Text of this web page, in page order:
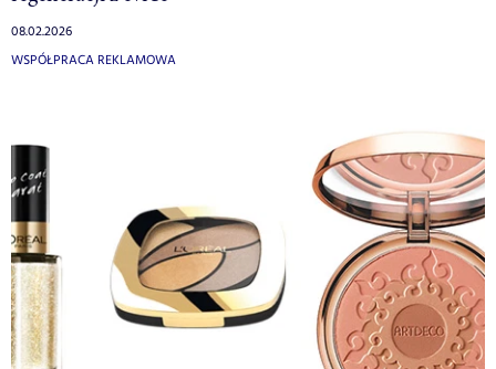
08.02.2026
WSPÓŁPRACA REKLAMOWA